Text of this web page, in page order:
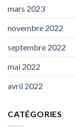
mars 2023
novembre 2022
septembre 2022
mai 2022
avril 2022
CATÉGORIES